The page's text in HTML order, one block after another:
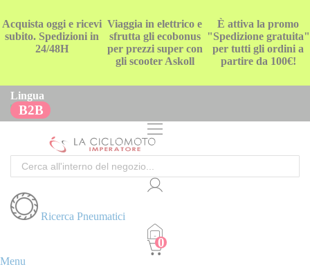
Acquista oggi e ricevi
subito. Spedizioni in
24/48H
Viaggia in elettrico e
sfrutta gli ecobonus
per prezzi super con
gli scooter Askoll
È attiva la promo
"Spedizione gratuita"
per tutti gli ordini a
partire da 100€!
Lingua
B2B
Cerca
Ricerca Pneumatici
Menu